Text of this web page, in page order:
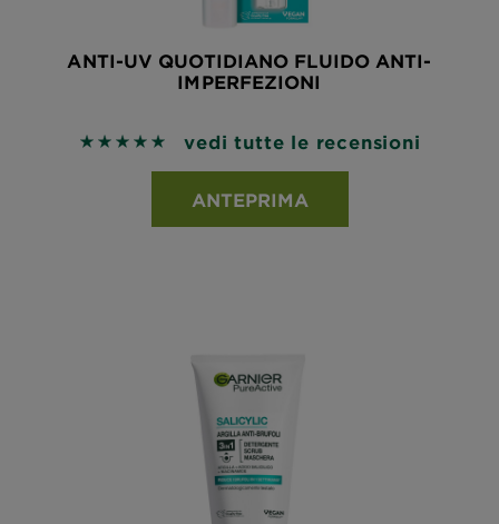
ANTI-UV QUOTIDIANO FLUIDO ANTI-
IMPERFEZIONI
5 out of 5 stars based on reviews
vedi tutte le recensioni
ANTEPRIMA